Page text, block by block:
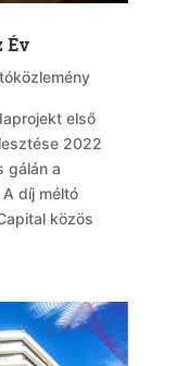
Év
első
2022
gálán a
díj méltó
közös